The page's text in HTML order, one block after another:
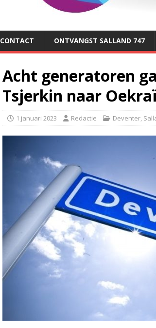
CONTACT ONTVANGST SALLAND 747
Acht generatoren
Tsjerkin naar
1 januari 2023 Redactie Deventer,